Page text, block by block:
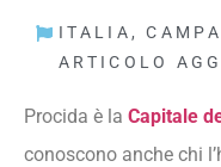
ITALIA ,
ARTICOLO
Procida è la Capitale
conoscono anche chi